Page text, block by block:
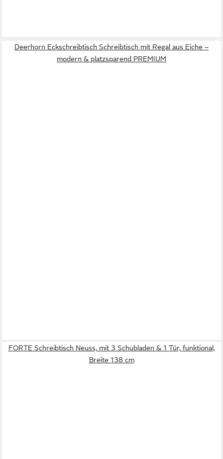
Deerhorn Eckschreibtisch Schreibtisch mit Regal aus Eiche –
modern & platzsparend PREMIUM
FORTE Schreibtisch Neuss, mit 3 Schubladen & 1 Tür, funktional,
Breite 138 cm